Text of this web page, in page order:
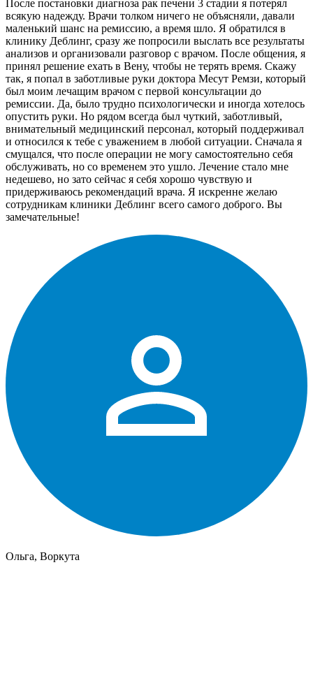
После постановки диагноза рак печени 3 стадии я потерял
всякую надежду. Врачи толком ничего не объясняли, давали
маленький шанс на ремиссию, а время шло. Я обратился в
клинику Деблинг, сразу же попросили выслать все результаты
анализов и организовали разговор с врачом. После общения, я
принял решение ехать в Вену, чтобы не терять время. Скажу
так, я попал в заботливые руки доктора Месут Ремзи, который
был моим лечащим врачом с первой консультации до
ремиссии. Да, было трудно психологически и иногда хотелось
опустить руки. Но рядом всегда был чуткий, заботливый,
внимательный медицинский персонал, который поддерживал
и относился к тебе с уважением в любой ситуации. Сначала я
смущался, что после операции не могу самостоятельно себя
обслуживать, но со временем это ушло. Лечение стало мне
недешево, но зато сейчас я себя хорошо чувствую и
придерживаюсь рекомендаций врача. Я искренне желаю
сотрудникам клиники Деблинг всего самого доброго. Вы
замечательные!
Ольга, Воркута